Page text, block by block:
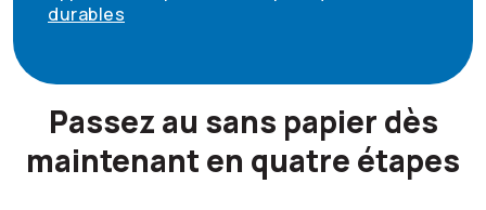
durables
Passez au sans papier dès
maintenant en quatre étapes